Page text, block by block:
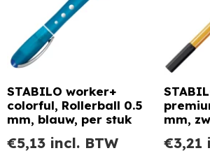
STABILO worker+
colorful, Rollerball 0.5
mm, blauw, per stuk
€5,13 incl. BTW
mm,
€3,21